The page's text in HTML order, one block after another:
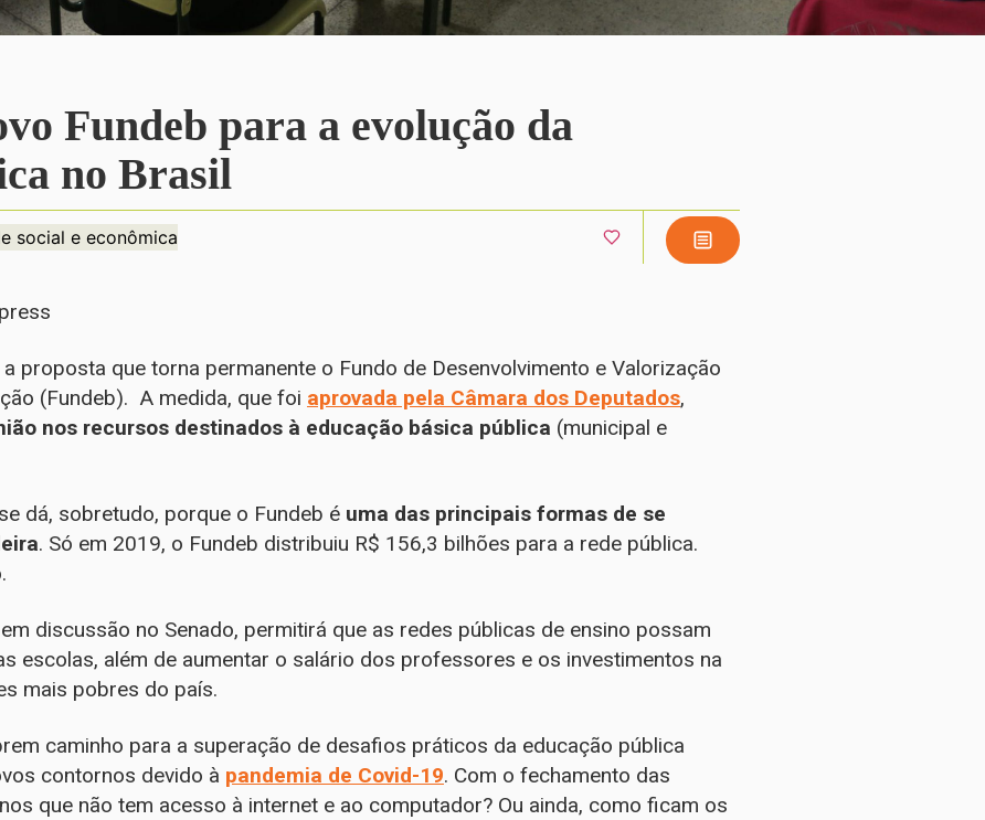
Fundeb para a evolução da
no Brasil
social e econômica
a proposta que torna permanente o Fundo de Desenvolvimento e Valorização
(Fundeb). A medida, que foi aprovada pela Câmara dos Deputados,
nos recursos destinados à educação básica pública (municipal e
dá, sobretudo, porque o Fundeb é uma das principais formas de se
. Só em 2019, o Fundeb distribuiu R$ 156,3 bilhões para a rede pública.
discussão no Senado, permitirá que as redes públicas de ensino possam
escolas, além de aumentar o salário dos professores e os investimentos na
mais pobres do país.
caminho para a superação de desafios práticos da educação pública
contornos devido à pandemia de Covid-19. Com o fechamento das
que não tem acesso à internet e ao computador? Ou ainda, como ficam os